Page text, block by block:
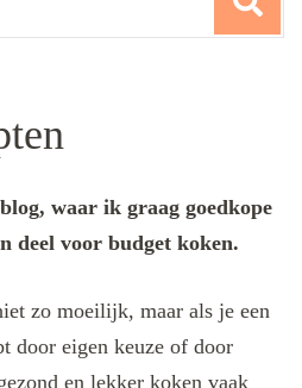
waar ik graag goedkope
deel voor budget koken.
zo moeilijk, maar als je een
door eigen keuze of door
en lekker koken vaak